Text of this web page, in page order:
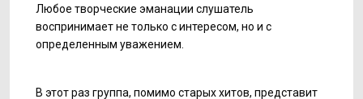
Любое творческие эманации слушатель
воспринимает не только с интересом, но и с
определенным уважением.
В этот раз группа, помимо старых хитов, представит